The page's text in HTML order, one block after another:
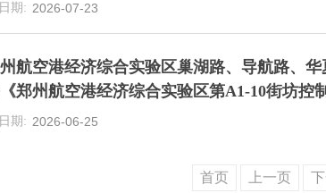
2026-07-23
州航空港经济综合实验区巢湖路、导航路、
郑州航空港经济综合实验区第A1-10街坊控
2026-06-25
首页 上一页